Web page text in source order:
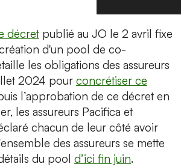
décret publié au JO le 2 avril fixe
d'un pool de co-
les obligations des assureurs
2024 pour concrétiser ce
l’approbation de ce décret en
les assureurs Pacifica et
chacun de leur côté avoir
des assureurs se mette
du pool d’ici fin juin.